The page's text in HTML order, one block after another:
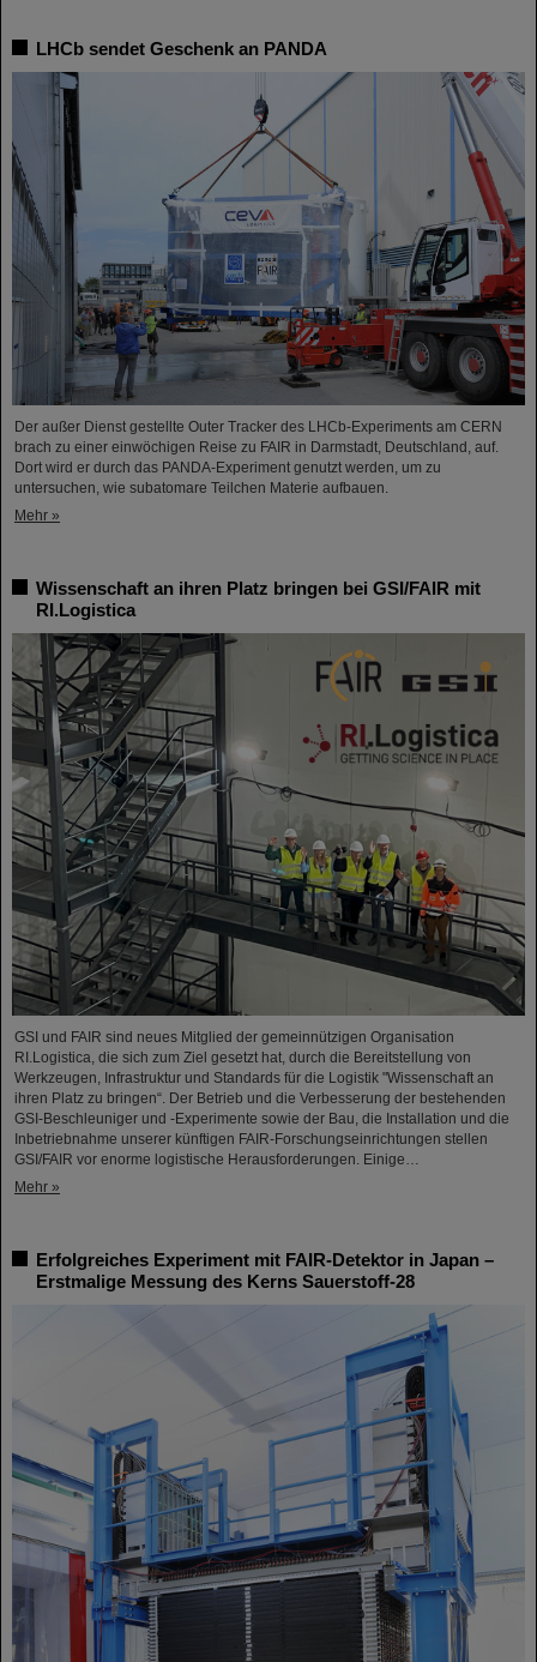
LHCb sendet Geschenk an PANDA
Der außer Dienst gestellte Outer Tracker des LHCb-Experiments am CERN
brach zu einer einwöchigen Reise zu FAIR in Darmstadt, Deutschland, auf.
Dort wird er durch das PANDA-Experiment genutzt werden, um zu
untersuchen, wie subatomare Teilchen Materie aufbauen.
Mehr »
Wissenschaft an ihren Platz bringen bei GSI/FAIR mit
RI.Logistica
GSI und FAIR sind neues Mitglied der gemeinnützigen Organisation
RI.Logistica, die sich zum Ziel gesetzt hat, durch die Bereitstellung von
Werkzeugen, Infrastruktur und Standards für die Logistik "Wissenschaft an
ihren Platz zu bringen“. Der Betrieb und die Verbesserung der bestehenden
GSI-Beschleuniger und -Experimente sowie der Bau, die Installation und die
Inbetriebnahme unserer künftigen FAIR-Forschungseinrichtungen stellen
GSI/FAIR vor enorme logistische Herausforderungen. Einige…
Mehr »
Erfolgreiches Experiment mit FAIR-Detektor in Japan –
Erstmalige Messung des Kerns Sauerstoff-28